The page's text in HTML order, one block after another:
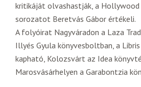
kritikáját olvashastják, a
sorozatot Beretvás Gábor értékeli.
A folyóirat Nagyváradon a Laza
Illyés Gyula könyvesboltban, a
kapható, Kolozsvárt az Idea
Marosvásárhelyen a Garabontzia